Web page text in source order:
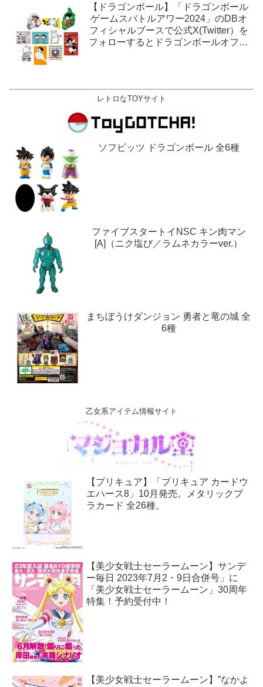
【ドラゴンボール】「ドラゴンボール
ゲームスバトルアワー2024」のDBオ
フィシャルブースで公式X(Twitter）を
フォローするとドラゴンボールオフィ
レトロなTOYサイト
ソフビッツ ドラゴンボール 全6種
ファイブスタートイNSC キン肉マン
[A]（ニク塩び／ラムネカラーver.）
まちぼうけダンジョン 勇者と竜の城 全
6種
乙女系アイテム情報サイト
【プリキュア】「プリキュア カードウ
エハース8」10月発売。メタリックプ
ラカード 全26種。
【美少女戦士セーラームーン】サンデ
ー毎日 2023年7月2・9日合併号」に
「美少女戦士セーラームーン」30周年
特集！予約受付中！
【美少女戦士セーラームーン】”なかよ